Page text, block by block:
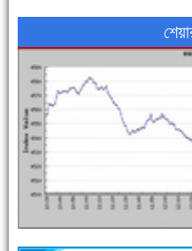
এক সপ্তাহে শনাক্ত বেড়েছে ৫৫%, মৃত্যু